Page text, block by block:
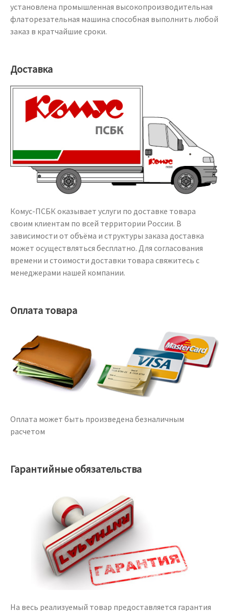
установлена промышленная высокопроизводительная
флаторезательная машина способная выполнить любой
заказ в кратчайшие сроки.
Доставка
Комус-ПСБК оказывает услуги по доставке товара
своим клиентам по всей территории России. В
зависимости от объёма и структуры заказа доставка
может осуществляться бесплатно. Для согласования
времени и стоимости доставки товара свяжитесь с
менеджерами нашей компании.
Оплата товара
Оплата может быть произведена безналичным
расчетом
Гарантийные обязательства
На весь реализуемый товар предоставляется гарантия